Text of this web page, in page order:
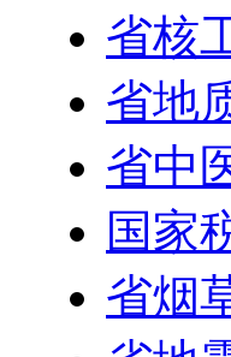
省核
省地
省中
国家
省烟